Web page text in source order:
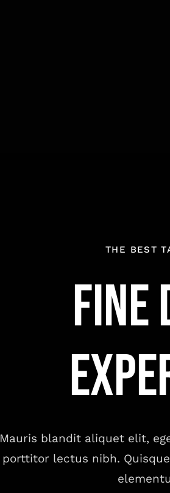
THE BEST
Fine
Mauris blandit aliquet elit,
porttitor lectus nibh.